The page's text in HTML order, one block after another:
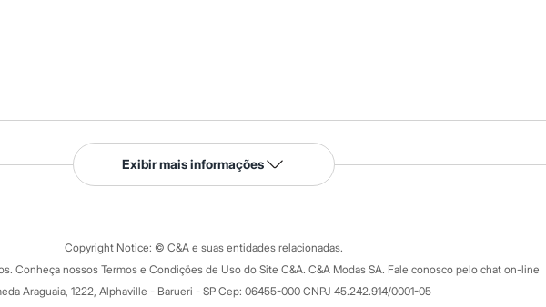
Serviços
Tipos de serviços
Formas de pagamento
Todas as vantagens
Minha C&A
Exibir mais informações
Copyright Notice: © C&A e suas entidades relacionadas.
Conheça nossos Termos e Condições de Uso do Site C&A. C&A Modas SA. Fale conosco pelo chat on-line
Araguaia, 1222, Alphaville - Barueri - SP Cep: 06455-000 CNPJ 45.242.914/0001-05